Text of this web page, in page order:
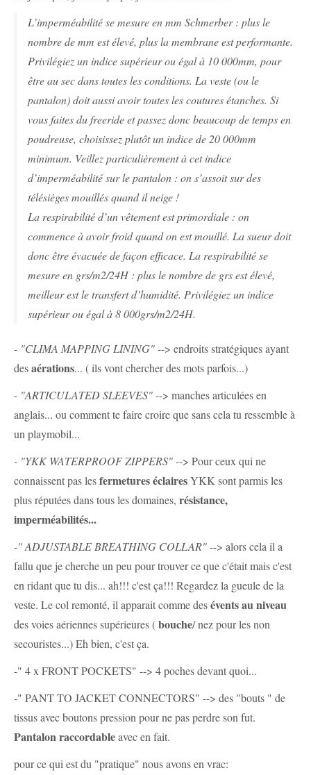
L’imperméabilité se mesure en mm Schmerber : plus le
nombre de mm est élevé, plus la membrane est performante.
Privilégiez un indice supérieur ou égal à 10 000mm, pour
être au sec dans toutes les conditions. La veste (ou le
pantalon) doit aussi avoir toutes les coutures étanches. Si
vous faites du freeride et passez donc beaucoup de temps en
poudreuse, choisissez plutôt un indice de 20 000mm
minimum. Veillez particulièrement à cet indice
d’imperméabilité sur le pantalon : on s’assoit sur des
télésièges mouillés quand il neige !
La respirabilité d’un vêtement est primordiale : on
commence à avoir froid quand on est mouillé. La sueur doit
donc être évacuée de façon efficace. La respirabilité se
mesure en grs/m2/24H : plus le nombre de grs est élevé,
meilleur est le transfert d’humidité. Privilégiez un indice
supérieur ou égal à 8 000grs/m2/24H.
- "CLIMA MAPPING LINING"--> endroits stratégiques ayant
desaérations... ( ils vont chercher des mots parfois...)
- "ARTICULATED SLEEVES"--> manches articulées en
anglais... ou comment te faire croire que sans cela tu ressemble à
un playmobil...
- "YKK WATERPROOF ZIPPERS"--> Pour ceux qui ne
connaissent pas lesfermetures éclairesYKK sont parmis les
plus réputées dans tous les domaines, résistance,
imperméabilités...
-" ADJUSTABLE BREATHING COLLAR"--> alors cela il a
fallu que je cherche un peu pour trouver ce que c'était mais c'est
en ridant que tu dis... ah!!! c'est ça!!! Regardez la gueule de la
veste. Le col remonté, il apparait comme desévents au niveau
des voies aériennes supérieures (bouche/ nez pour les non
secouristes...) Eh bien, c'est ça.
-" 4 x FRONT POCKETS" --> 4 poches devant quoi...
-" PANT TO JACKET CONNECTORS" --> des "bouts " de
tissus avec boutons pression pour ne pas perdre son fut.
Pantalon raccordableavec en fait.
pour ce qui est du "pratique" nous avons en vrac: